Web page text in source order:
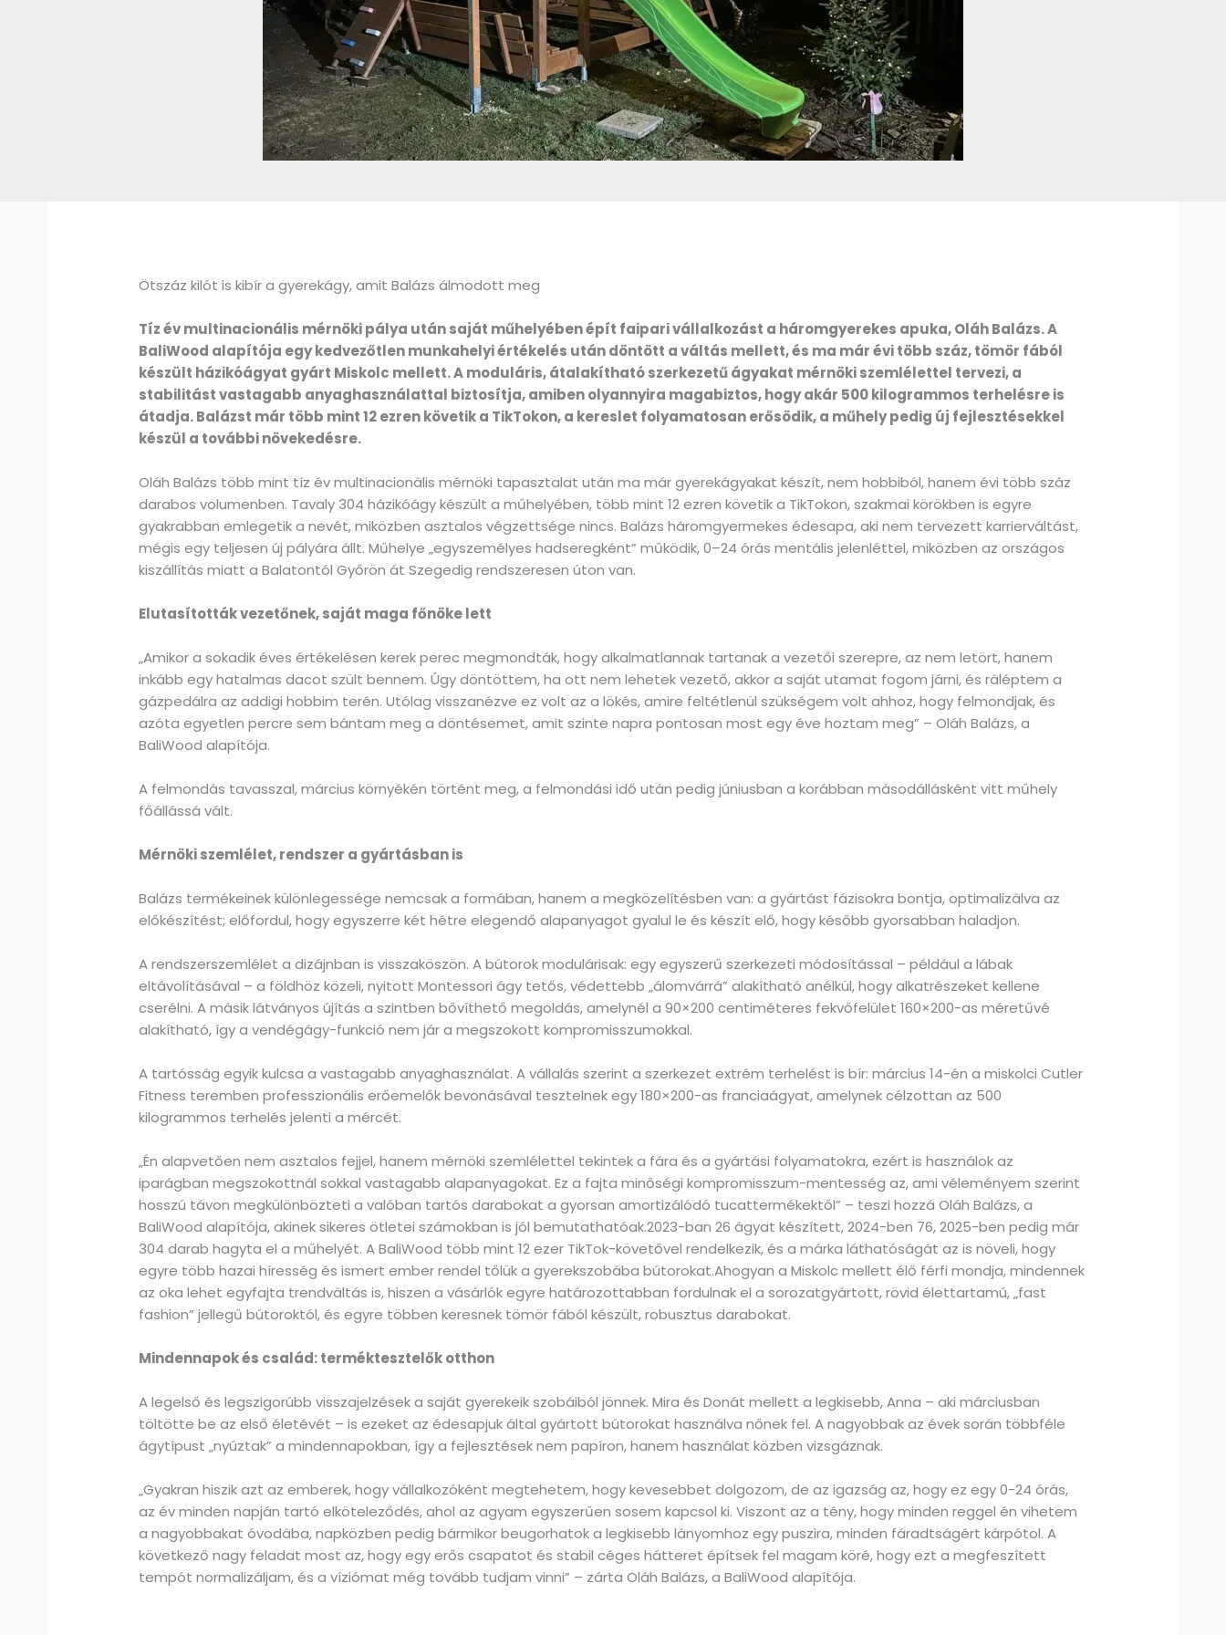
Ötszáz kilót is kibír a gyerekágy, amit Balázs álmodott meg
Tíz év multinacionális mérnöki pálya után saját műhelyében épít faipari vállalkozást a háromgyerekes apuka, Oláh Balázs. A
BaliWood alapítója egy kedvezőtlen munkahelyi értékelés után döntött a váltás mellett, és ma már évi több száz, tömör fából
készült házikóágyat gyárt Miskolc mellett. A moduláris, átalakítható szerkezetű ágyakat mérnöki szemlélettel tervezi, a
stabilitást vastagabb anyaghasználattal biztosítja, amiben olyannyira magabiztos, hogy akár 500 kilogrammos terhelésre is
átadja. Balázst már több mint 12 ezren követik a TikTokon, a kereslet folyamatosan erősödik, a műhely pedig új fejlesztésekkel
készül a további növekedésre.
Oláh Balázs több mint tíz év multinacionális mérnöki tapasztalat után ma már gyerekágyakat készít, nem hobbiból, hanem évi több száz
darabos volumenben. Tavaly 304 házikóágy készült a műhelyében, több mint 12 ezren követik a TikTokon, szakmai körökben is egyre
gyakrabban emlegetik a nevét, miközben asztalos végzettsége nincs. Balázs háromgyermekes édesapa, aki nem tervezett karrierváltást,
mégis egy teljesen új pályára állt. Műhelye „egyszemélyes hadseregként” működik, 0–24 órás mentális jelenléttel, miközben az országos
kiszállítás miatt a Balatontól Győrön át Szegedig rendszeresen úton van.
Elutasították vezetőnek, saját maga főnöke lett
„Amikor a sokadik éves értékelésen kerek perec megmondták, hogy alkalmatlannak tartanak a vezetői szerepre, az nem letört, hanem
inkább egy hatalmas dacot szült bennem. Úgy döntöttem, ha ott nem lehetek vezető, akkor a saját utamat fogom járni, és ráléptem a
gázpedálra az addigi hobbim terén. Utólag visszanézve ez volt az a lökés, amire feltétlenül szükségem volt ahhoz, hogy felmondjak, és
azóta egyetlen percre sem bántam meg a döntésemet, amit szinte napra pontosan most egy éve hoztam meg” – Oláh Balázs, a
BaliWood alapítója.
A felmondás tavasszal, március környékén történt meg, a felmondási idő után pedig júniusban a korábban másodállásként vitt műhely
főállássá vált.
Mérnöki szemlélet, rendszer a gyártásban is
Balázs termékeinek különlegessége nemcsak a formában, hanem a megközelítésben van: a gyártást fázisokra bontja, optimalizálva az
előkészítést; előfordul, hogy egyszerre két hétre elegendő alapanyagot gyalul le és készít elő, hogy később gyorsabban haladjon.
A rendszerszemlélet a dizájnban is visszaköszön. A bútorok modulárisak: egy egyszerű szerkezeti módosítással – például a lábak
eltávolításával – a földhöz közeli, nyitott Montessori ágy tetős, védettebb „álomvárrá” alakítható anélkül, hogy alkatrészeket kellene
cserélni. A másik látványos újítás a szintben bővíthető megoldás, amelynél a 90×200 centiméteres fekvőfelület 160×200-as méretűvé
alakítható, így a vendégágy-funkció nem jár a megszokott kompromisszumokkal.
A tartósság egyik kulcsa a vastagabb anyaghasználat. A vállalás szerint a szerkezet extrém terhelést is bír: március 14-én a miskolci Cutler
Fitness teremben professzionális erőemelők bevonásával tesztelnek egy 180×200-as franciaágyat, amelynek célzottan az 500
kilogrammos terhelés jelenti a mércét.
„Én alapvetően nem asztalos fejjel, hanem mérnöki szemlélettel tekintek a fára és a gyártási folyamatokra, ezért is használok az
iparágban megszokottnál sokkal vastagabb alapanyagokat. Ez a fajta minőségi kompromisszum-mentesség az, ami véleményem szerint
hosszú távon megkülönbözteti a valóban tartós darabokat a gyorsan amortizálódó tucattermékektől” – teszi hozzá Oláh Balázs, a
BaliWood alapítója, akinek sikeres ötletei számokban is jól bemutathatóak.2023-ban 26 ágyat készített, 2024-ben 76, 2025-ben pedig már
304 darab hagyta el a műhelyét. A BaliWood több mint 12 ezer TikTok-követővel rendelkezik, és a márka láthatóságát az is növeli, hogy
egyre több hazai híresség és ismert ember rendel tőlük a gyerekszobába bútorokat.Ahogyan a Miskolc mellett élő férfi mondja, mindennek
az oka lehet egyfajta trendváltás is, hiszen a vásárlók egyre határozottabban fordulnak el a sorozatgyártott, rövid élettartamú, „fast
fashion” jellegű bútoroktól, és egyre többen keresnek tömör fából készült, robusztus darabokat.
Mindennapok és család: terméktesztelők otthon
A legelső és legszigorúbb visszajelzések a saját gyerekeik szobáiból jönnek. Mira és Donát mellett a legkisebb, Anna – aki márciusban
töltötte be az első életévét – is ezeket az édesapjuk által gyártott bútorokat használva nőnek fel. A nagyobbak az évek során többféle
ágytípust „nyúztak” a mindennapokban, így a fejlesztések nem papíron, hanem használat közben vizsgáznak.
„Gyakran hiszik azt az emberek, hogy vállalkozóként megtehetem, hogy kevesebbet dolgozom, de az igazság az, hogy ez egy 0-24 órás,
az év minden napján tartó elköteleződés, ahol az agyam egyszerűen sosem kapcsol ki. Viszont az a tény, hogy minden reggel én vihetem
a nagyobbakat óvodába, napközben pedig bármikor beugorhatok a legkisebb lányomhoz egy puszira, minden fáradtságért kárpótol. A
következő nagy feladat most az, hogy egy erős csapatot és stabil céges hátteret építsek fel magam köré, hogy ezt a megfeszített
tempót normalizáljam, és a víziómat még tovább tudjam vinni” – zárta Oláh Balázs, a BaliWood alapítója.